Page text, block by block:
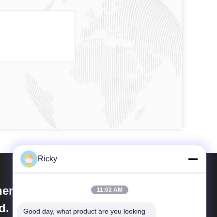
Welldy Technology Co.,
Ricky
11:02 AM
Good day, what product are you looking